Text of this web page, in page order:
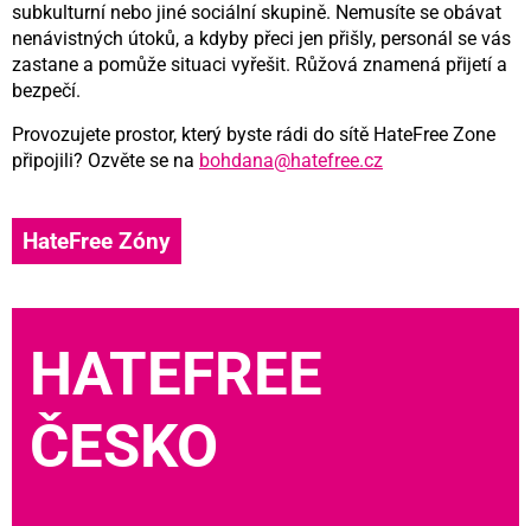
subkulturní nebo jiné sociální skupině. Nemusíte se obávat
nenávistných útoků, a kdyby přeci jen přišly, personál se vás
zastane a pomůže situaci vyřešit. Růžová znamená přijetí a
bezpečí.
Provozujete prostor, který byste rádi do sítě HateFree Zone
připojili? Ozvěte se na bohdana@hatefree.cz
HateFree Zóny
HATEFREE
ČESKO